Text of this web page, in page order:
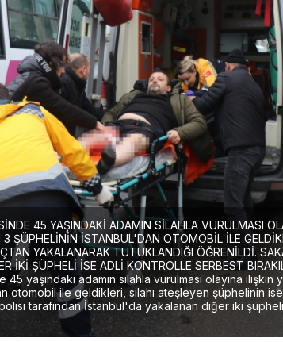
45 YAŞINDAKİ ADAMIN SİLAHLA VURULMASI
3 ŞÜPHELİNİN İSTANBUL'DAN OTOMOBİL İLE
YAKALANARAK TUTUKLANDIĞI ÖĞRENİLDİ.
İKİ ŞÜPHELİ İSE ADLİ KONTROLLE SERBEST
yaşındaki adamın silahla vurulması olayına ilişkin
otomobil ile geldikleri, silahı ateşleyen şüphelinin
tarafından İstanbul'da yakalanan diğer iki